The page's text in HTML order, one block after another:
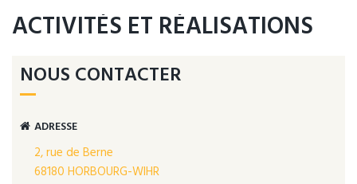
ACTIVITÉS ET RÉALISATIONS
NOUS CONTACTER
ADRESSE
2, rue de Berne
68180 HORBOURG-WIHR